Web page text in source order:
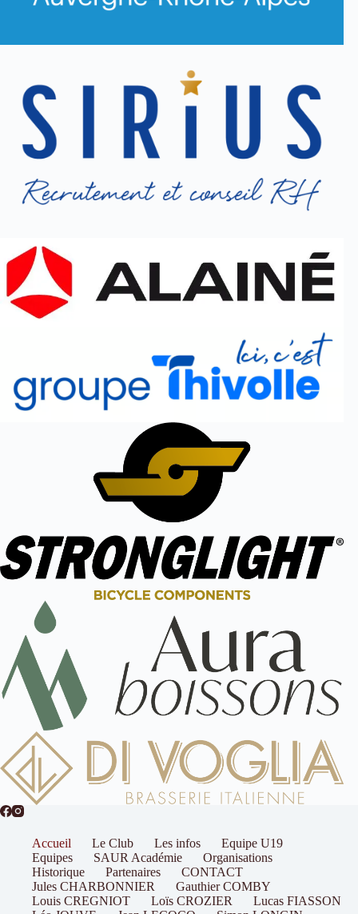
Accueil Le Club Les infos
Equipe U19
Equipes
SAUR Académie
Organisations
Historique
Partenaires
CONTACT
Jules CHARBONNIER
Gauthier COMBY
Louis CREGNIOT
Loïs CROZIER
Lucas FIASSON